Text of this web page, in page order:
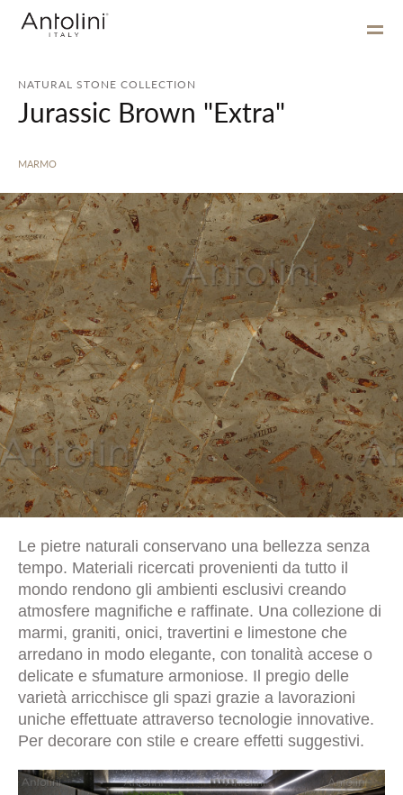
NATURAL STONE COLLECTION
Jurassic Brown "Extra"
MARMO
Le pietre naturali conservano una bellezza senza
tempo. Materiali ricercati provenienti da tutto il
mondo rendono gli ambienti esclusivi creando
atmosfere magnifiche e raffinate. Una collezione di
marmi, graniti, onici, travertini e limestone che
arredano in modo elegante, con tonalità accese o
delicate e sfumature armoniose. Il pregio delle
varietà arricchisce gli spazi grazie a lavorazioni
uniche effettuate attraverso tecnologie innovative.
Per decorare con stile e creare effetti suggestivi.